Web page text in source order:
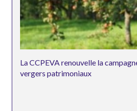
La CCPEVA renouvelle la
vergers patrimoniaux